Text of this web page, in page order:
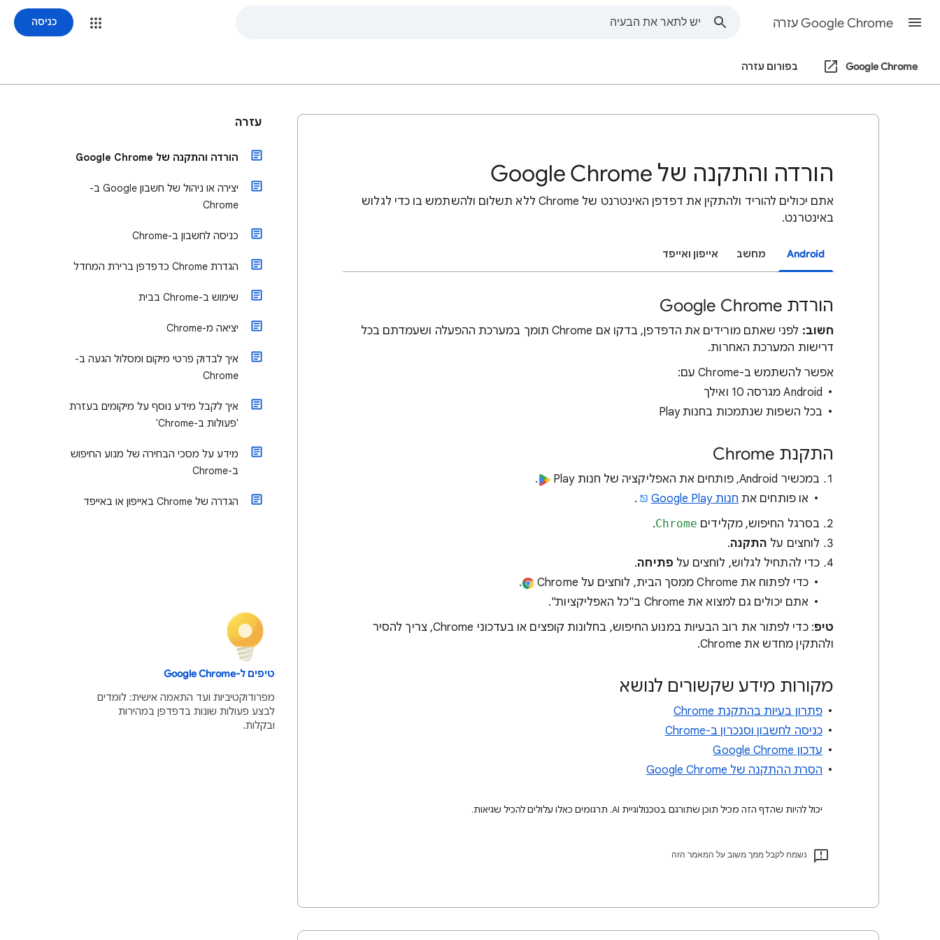
Google Chrome עזרה כניסה
Google Chrome בפורום עזרה
הורדה והתקנה של Google Chrome
אתם יכולים להוריד ולהתקין את דפדפן האינטרנט של Chrome ללא תשלום ולהשתמש בו כדי לגלוש
באינטרנט.
Android מחשב אייפון ואייפד
הורדת Google Chrome
חשוב:
לפני שאתם מורידים את הדפדפן, בדקו אם Chrome תומך במערכת ההפעלה ושעמדתם בכל
דרישות המערכת האחרות.
אפשר להשתמש ב-Chrome עם:
‫Android מגרסה 10 ואילך
בכל השפות שנתמכות בחנות Play
התקנת Chrome
במכשיר Android, פותחים את האפליקציה של חנות Play
.
או פותחים את חנות Google Play
.
בסרגל החיפוש, מקלידים Chrome
.
לוחצים על התקנה.
כדי להתחיל לגלוש, לוחצים על פתיחה.
כדי לפתוח את Chrome ממסך הבית, לוחצים על Chrome ‏
.
אתם יכולים גם למצוא את Chrome ב"כל האפליקציות".
טיפ
: כדי לפתור את רוב הבעיות במנוע החיפוש, בחלונות קופצים או בעדכוני Chrome, צריך להסיר
ולהתקין מחדש את Chrome.
מקורות מידע שקשורים לנושא
פתרון בעיות בהתקנת Chrome
כניסה לחשבון וסנכרון ב-Chrome
עדכון Google Chrome
הסרת ההתקנה של Google Chrome
יכול להיות שהדף הזה מכיל תוכן שתורגם בטכנולוגיית AI. תרגומים כאלו עלולים להכיל שגיאות.
נשמח לקבל ממך משוב על המאמר הזה
עזרה
הורדה והתקנה של Google Chrome
יצירה או ניהול של חשבון Google ב-
Chrome
כניסה לחשבון ב-Chrome
הגדרת Chrome כדפדפן ברירת המחדל
שימוש ב-Chrome בבית
יציאה מ-Chrome
איך לבדוק פרטי מיקום ומסלול הגעה ב-
Chrome
איך לקבל מידע נוסף על מיקומים בעזרת
'פעולות ב-Chrome'
מידע על מסכי הבחירה של מנוע החיפוש
ב-Chrome
הגדרה של Chrome באייפון או באייפד
טיפים ל-Google Chrome
מפרודוקטיביות ועד התאמה אישית: לומדים
לבצע פעולות שונות בדפדפן במהירות
ובקלות.